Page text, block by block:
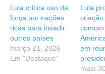
Lula critica uso da
força por nações
ricas para invadir
outros países
março 21, 2026
Em "Destaque"
Lula
em
maio